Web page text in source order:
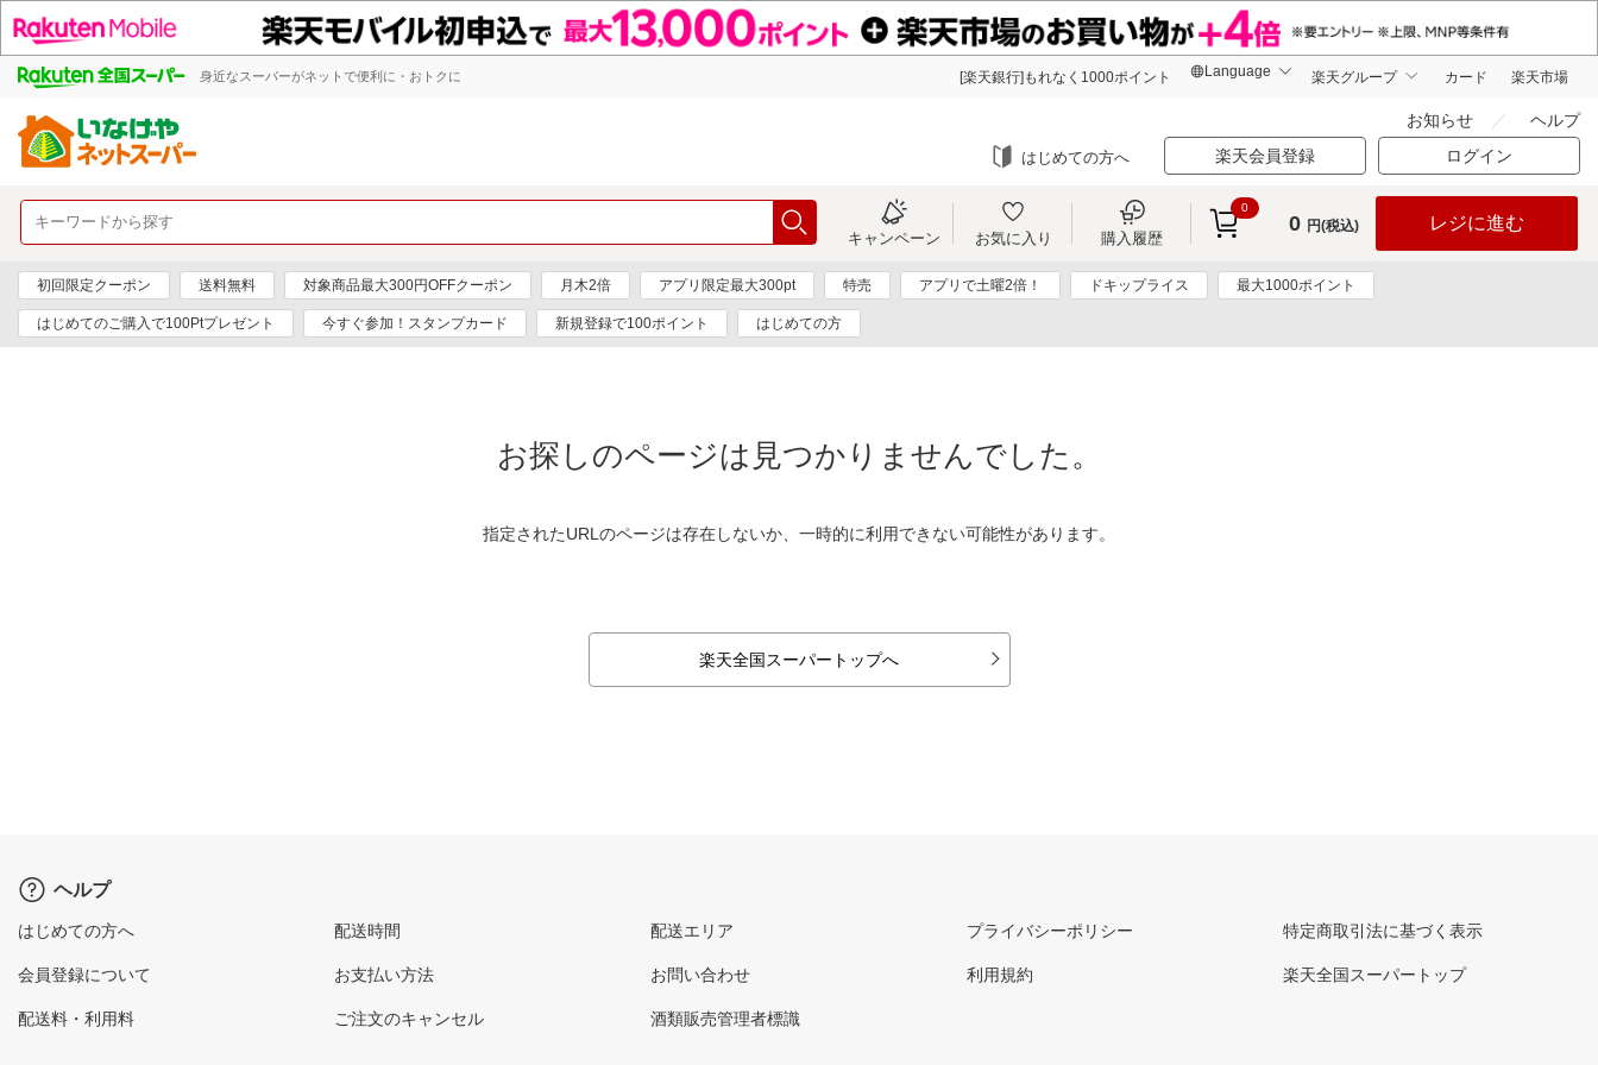
身近なスーパーがネットで便利に・おトクに [楽天銀行]もれなく1000ポイント 楽天グループ カード 楽天市場
お知らせ ヘルプ
はじめての方へ 楽天会員登録 ログイン
キャンペーン お気に入り 購入履歴
0
0 円(税込) レジに進む
初回限定クーポン 送料無料 対象商品最大300円OFFクーポン 月木2倍 アプリ限定最大300pt 特売 アプリで土曜2倍！ ドキップライス 最大1000ポイント
はじめてのご購入で100Ptプレゼント 今すぐ参加！スタンプカード 新規登録で100ポイント はじめての方
お探しのページは見つかりませんでした。
指定されたURLのページは存在しないか、一時的に利用できない可能性があります。
楽天全国スーパートップへ
ヘルプ
はじめての方へ
会員登録について
配送料・利用料
配送時間
お支払い方法
ご注文のキャンセル
配送エリア
お問い合わせ
酒類販売管理者標識
プライバシーポリシー
利用規約
特定商取引法に基づく表示
楽天全国スーパートップ